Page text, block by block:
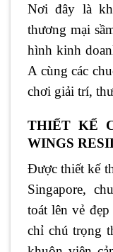
Nơi đây là
thương mại
hình kinh
A cùng các
chơi giải trí,
THIẾT KẾ
WINGS
Được thiết kế
Singapore,
toát lên vẻ
chỉ chú trọng